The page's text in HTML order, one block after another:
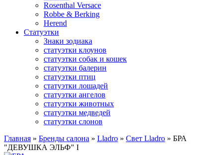
Rosenthal Versace
Robbe & Berking
Herend
Статуэтки
Знаки зодиака
статуэтки клоунов
статуэтки собак и кошек
статуэтки балерин
статуэтки птиц
статуэтки лошадей
статуэтки ангелов
статуэтки животных
статуэтки медведей
статуэтки слонов
Главная » Бренды салона » Lladro » Свет Lladro » БРА
"ДЕВУШКА ЭЛЬФ" I